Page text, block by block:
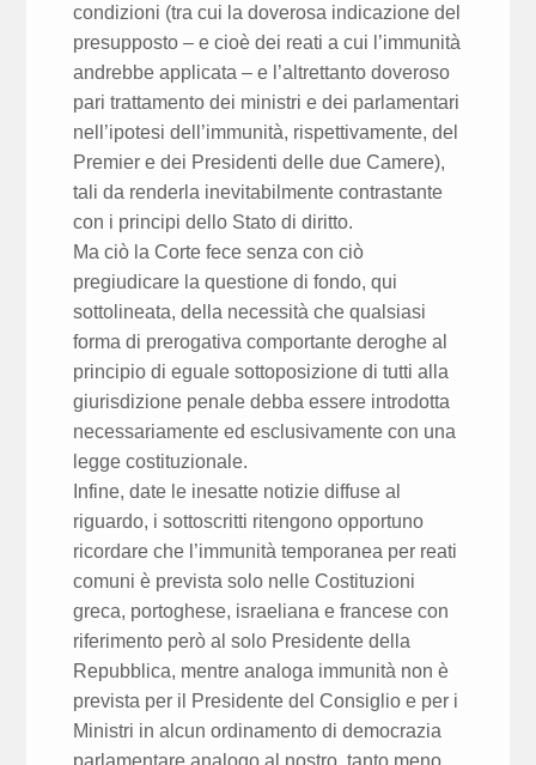
condizioni (tra cui la doverosa indicazione del
presupposto – e cioè dei reati a cui l’immunità
andrebbe applicata – e l’altrettanto doveroso
pari trattamento dei ministri e dei parlamentari
nell’ipotesi dell’immunità, rispettivamente, del
Premier e dei Presidenti delle due Camere),
tali da renderla inevitabilmente contrastante
con i principi dello Stato di diritto.
Ma ciò la Corte fece senza con ciò
pregiudicare la questione di fondo, qui
sottolineata, della necessità che qualsiasi
forma di prerogativa comportante deroghe al
principio di eguale sottoposizione di tutti alla
giurisdizione penale debba essere introdotta
necessariamente ed esclusivamente con una
legge costituzionale.
Infine, date le inesatte notizie diffuse al
riguardo, i sottoscritti ritengono opportuno
ricordare che l’immunità temporanea per reati
comuni è prevista solo nelle Costituzioni
greca, portoghese, israeliana e francese con
riferimento però al solo Presidente della
Repubblica, mentre analoga immunità non è
prevista per il Presidente del Consiglio e per i
Ministri in alcun ordinamento di democrazia
parlamentare analogo al nostro, tanto meno